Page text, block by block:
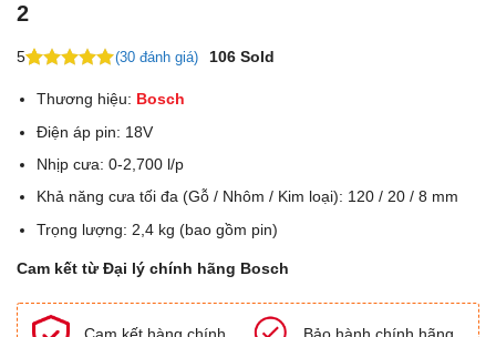
2
5
dựa trên
(30 đánh giá) 106 Sold
Thương hiệu: Bosch
Điện áp pin: 18V
Nhịp cưa: 0-2,700 l/p
Khả năng cưa tối đa (Gỗ / Nhôm / Kim loại): 120 / 20 / 8 mm
Trọng lượng: 2,4 kg (bao gồm pin)
Cam kết từ Đại lý chính hãng Bosch